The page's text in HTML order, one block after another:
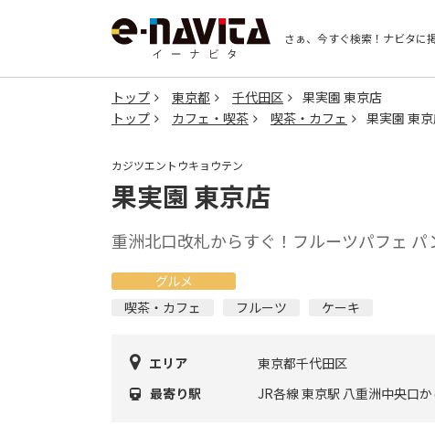
さぁ、今すぐ検索！ ナビタに
トップ 東京都 千代田区
果実園 東京店
トップ
カフェ・喫茶 喫茶・カフェ 果実園 東
カジツエントウキョウテン
果実園 東京店
重洲北口改札からすぐ！フルーツパフェ パ
グルメ
喫茶・カフェ
フルーツ ケーキ
エリア
東京都千代田区
最寄り駅
JR各線 東京駅 八重洲中央口